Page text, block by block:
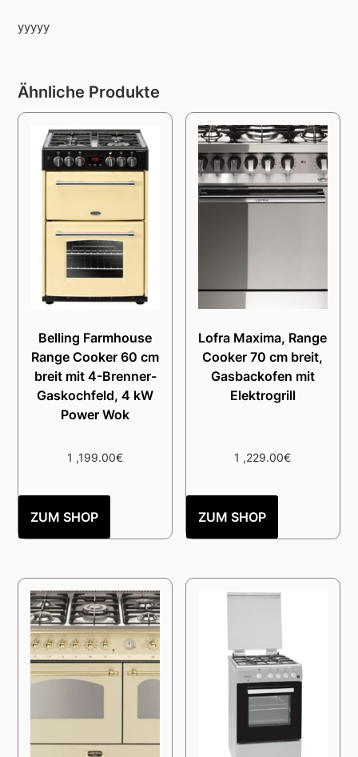
yyyyy
Ähnliche Produkte
Belling Farmhouse
Range Cooker 60 cm
breit mit 4-Brenner-
Gaskochfeld, 4 kW
Power Wok
1 ,199.00€
ZUM SHOP
Lofra Maxima, Range
Cooker 70 cm breit,
Gasbackofen mit
Elektrogrill
1 ,229.00€
ZUM SHOP